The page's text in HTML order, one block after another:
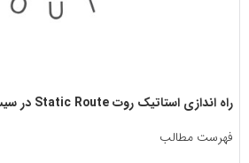
راه اندازی استاتیک روت Static Route در سیسکو
فهرست مطالب